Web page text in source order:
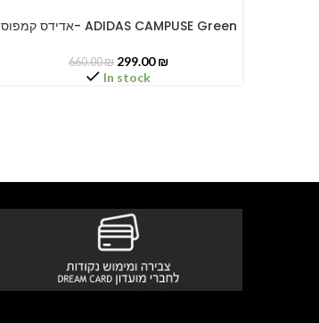
SELECT OPTIONSאדידס קמפוס- ADIDAS CAMPUSE Green
660.00₪ 299.00₪
In stock